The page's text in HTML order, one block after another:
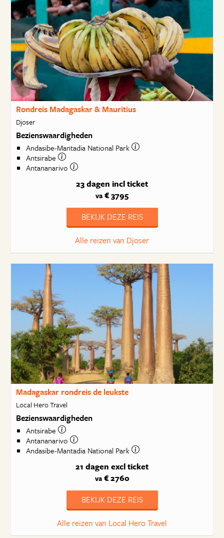
Rondreis Madagaskar & Mauritius
Djoser
Bezienswaardigheden
Andasibe-Mantadia National Park
Antsirabe
Antananarivo
23 dagen incl ticket
va € 3795
BEKIJK DEZE REIS
Alle reizen van Djoser
Madagaskar rondreis de leukste
Local Hero Travel
Bezienswaardigheden
Antsirabe
Antananarivo
Andasibe-Mantadia National Park
21 dagen excl ticket
va€ 2760
BEKIJK DEZE REIS
Alle reizen van Local Hero Travel